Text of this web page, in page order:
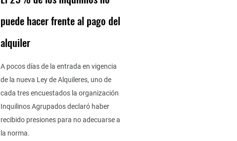
puede hacer frente al pago del
alquiler
A pocos días de la entrada en vigencia
de la nueva Ley de Alquileres, uno de
cada tres encuestados la organización
Inquilinos Agrupados declaró haber
recibido presiones para no adecuarse a
la norma.